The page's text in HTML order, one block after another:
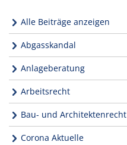
Alle Beiträge anzeigen
Abgasskandal
Anlageberatung
Arbeitsrecht
Bau- und Architektenrecht
Corona Aktuelle